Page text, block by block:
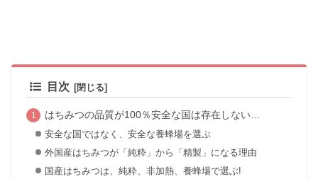
目次
はちみつの品質が100％安全な国は存在しない…
安全な国ではなく、安全な養蜂場を選ぶ
外国産はちみつが「純粋」から「精製」になる理由
国産はちみつは、純粋、非加熱、養蜂場で選ぶ!